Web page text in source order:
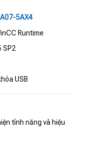
5AX4
Runtime
SP2
USB
tính năng và hiệu